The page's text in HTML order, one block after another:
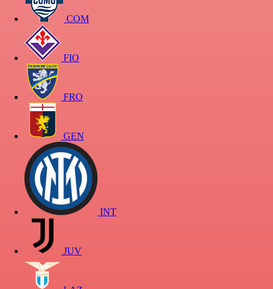
COM
FIO
FRO
GEN
INT
JUV